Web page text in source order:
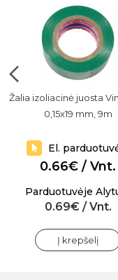
Žalia izoliacinė juosta
0,15x19 mm, 9m
El.
0.66€ / Vnt.
Parduotuvėje
0.69€ / Vnt.
Į krepšelį